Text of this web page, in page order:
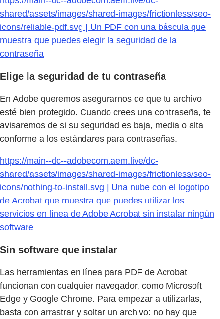
shared/assets/images/shared-images/frictionless/seo-
icons/reliable-pdf.svg | Un PDF con una báscula que
muestra que puedes elegir la seguridad de la
contraseña
Elige la seguridad de tu contraseña
En Adobe queremos asegurarnos de que tu archivo
esté bien protegido. Cuando crees una contraseña, te
avisaremos de si su seguridad es baja, media o alta
conforme a los estándares para contraseñas.
https://main--dc--adobecom.aem.live/dc-
shared/assets/images/shared-images/frictionless/seo-
icons/nothing-to-install.svg | Una nube con el logotipo
de Acrobat que muestra que puedes utilizar los
servicios en línea de Adobe Acrobat sin instalar ningún
software
Sin software que instalar
Las herramientas en línea para PDF de Acrobat
funcionan con cualquier navegador, como Microsoft
Edge y Google Chrome. Para empezar a utilizarlas,
basta con arrastrar y soltar un archivo: no hay que